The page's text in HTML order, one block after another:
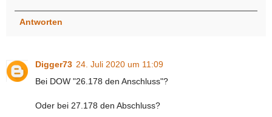
Antworten
Digger73 24. Juli 2020 um 11:09
Bei DOW "26.178 den Anschluss"?
Oder bei 27.178 den Abschluss?